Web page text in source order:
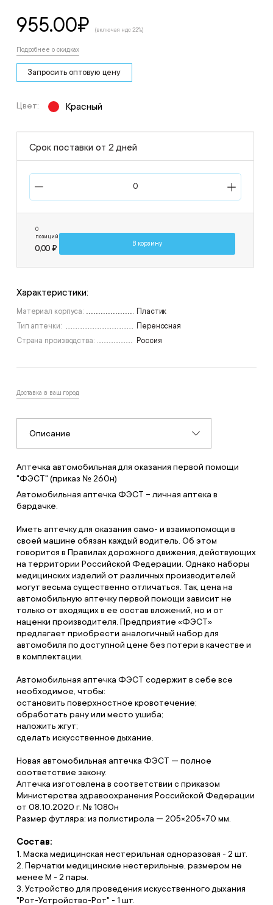
955.00₽ (включая ндс 22%)
Подробнее о скидках
Запросить оптовую цену
Цвет: Красный
Срок поставки от 2 дней
0
позиций
0,00 ₽
В корзину
Характеристики:
Материал корпуса:
Пластик
Тип аптечки:
Переносная
Страна производства:
Россия
Доставка в ваш город
Описание
Аптечка автомобильная для оказания первой помощи
"ФЭСТ" (приказ № 260н)
Автомобильная аптечка ФЭСТ – личная аптека в
бардачке.
Иметь аптечку для оказания само- и взаимопомощи в
своей машине обязан каждый водитель. Об этом
говорится в Правилах дорожного движения, действующих
на территории Российской Федерации. Однако наборы
медицинских изделий от различных производителей
могут весьма существенно отличаться. Так, цена на
автомобильную аптечку первой помощи зависит не
только от входящих в ее состав вложений, но и от
наценки производителя. Предприятие «ФЭСТ»
предлагает приобрести аналогичный набор для
автомобиля по доступной цене без потери в качестве и
в комплектации.
Автомобильная аптечка ФЭСТ содержит в себе все
необходимое, чтобы:
остановить поверхностное кровотечение;
обработать рану или место ушиба;
наложить жгут;
сделать искусственное дыхание.
Новая автомобильная аптечка ФЭСТ — полное
соответствие закону.
Аптечка изготовлена в соответствии с приказом
Министерства здравоохранения Российской Федерации
от 08.10.2020 г. № 1080н
Размер футляра: из полистирола — 205×205×70 мм.
Состав:
1. Маска медицинская нестерильная одноразовая - 2 шт.
2. Перчатки медицинские нестерильные, размером не
менее М - 2 пары.
3. Устройство для проведения искусственного дыхания
"Рот-Устройство-Рот" - 1 шт.